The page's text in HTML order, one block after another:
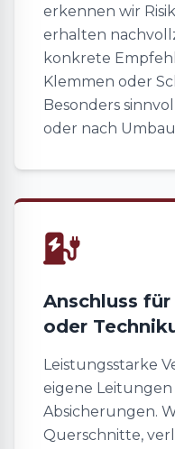
erkennen wir
erhalten
konkrete
Klemmen oder
Besonders
oder nach
Anschluss
oder
Leistungsstarke
eigene Leitungen
Absicherungen.
Querschnitte,